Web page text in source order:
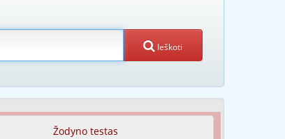
Ieškoti
Žodyno testas